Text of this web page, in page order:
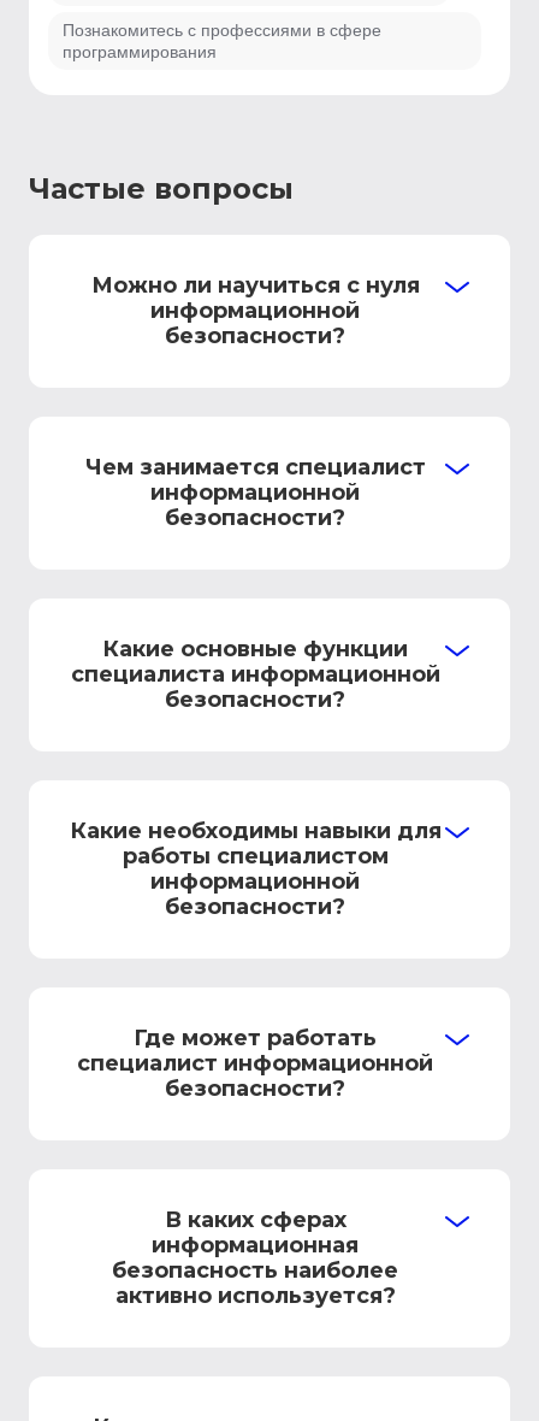
Познакомитесь с профессиями в сфере
программирования
Частые вопросы
Можно ли научиться с нуля
информационной
безопасности?
Чем занимается специалист
информационной
безопасности?
Какие основные функции
специалиста информационной
безопасности?
Какие необходимы навыки для
работы специалистом
информационной
безопасности?
Где может работать
специалист информационной
безопасности?
В каких сферах
информационная
безопасность наиболее
активно используется?